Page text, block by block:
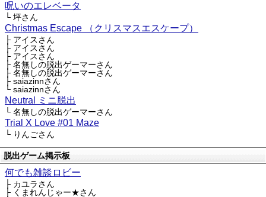
呪いのエレベータ
└ 坪さん
Christmas Escape （クリスマスエスケープ）
├ アイスさん
├ アイスさん
├ アイスさん
├ 名無しの脱出ゲーマーさん
├ 名無しの脱出ゲーマーさん
├ saiazinnさん
└ saiazinnさん
Neutral ミニ脱出
└ 名無しの脱出ゲーマーさん
Trial X Love #01 Maze
└ りんごさん
脱出ゲーム掲示板
何でも雑談ロビー
├ カユラさん
├ くまれんじゃー★さん